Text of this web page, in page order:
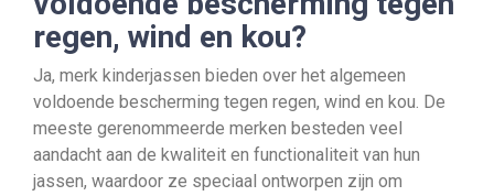
regen, wind en kou?
Ja, merk kinderjassen bieden over het algemeen
voldoende bescherming tegen regen, wind en kou. De
meeste gerenommeerde merken besteden veel
aandacht aan de kwaliteit en functionaliteit van hun
jassen, waardoor ze speciaal ontworpen zijn om